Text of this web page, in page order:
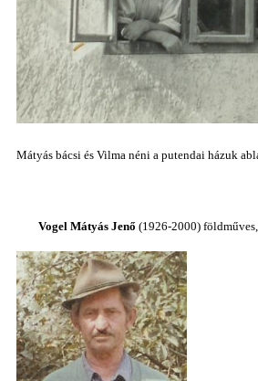
Mátyás bácsi és Vilma néni a putendai házuk
Vogel Mátyás Jenő (1926-2000)